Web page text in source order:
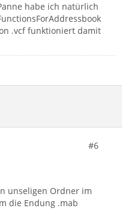
habe ich natürlich
.vcf funktioniert damit
#6
unseligen Ordner im
die Endung .mab